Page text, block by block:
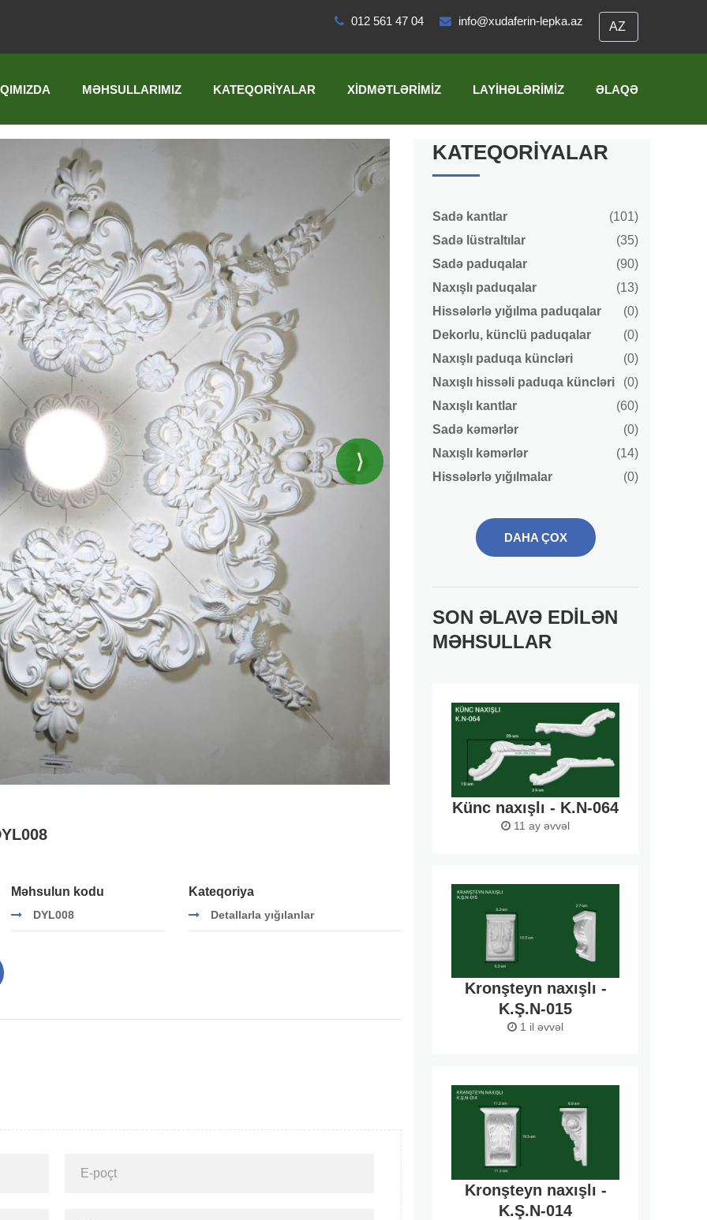
012 561 47 04 info@xudaferin-lepka.az
MƏHSULLARIMIZ KATEQORIYALAR XIDMƏTLƏRIMIZ LAYIHƏLƏRIMIZ ƏLAQƏ
⟩
Məhsulun kodu
DYL008
Kateqoriya
Detallarla yığılanlar
KATEQORIYALAR
Sadə kantlar
(101)
Sadə lüstraltılar
(35)
Sadə paduqalar
(90)
Naxışlı paduqalar
(13)
Hissələrlə yığılma paduqalar
(0)
Dekorlu, künclü paduqalar
(0)
Naxışlı paduqa küncləri
(0)
Naxışlı hissəli paduqa küncləri
(0)
Naxışlı kantlar
(60)
Sadə kəmərlər
(0)
Naxışlı kəmərlər
(14)
Hissələrlə yığılmalar
(0)
DAHA ÇOX
SON ƏLAVƏ EDILƏN
MƏHSULLAR
Künc naxışlı - K.N-064
11 ay əvvəl
Kronşteyn naxışlı -
K.Ş.N-015
1 il əvvəl
Kronşteyn naxışlı -
K.Ş.N-014